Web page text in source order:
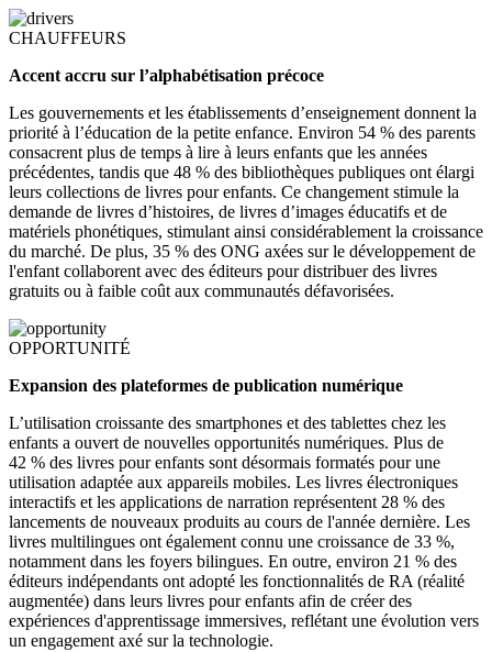
CHAUFFEURS
Accent accru sur l’alphabétisation précoce
Les gouvernements et les établissements d’enseignement donnent la
priorité à l’éducation de la petite enfance. Environ 54 % des parents
consacrent plus de temps à lire à leurs enfants que les années
précédentes, tandis que 48 % des bibliothèques publiques ont élargi
leurs collections de livres pour enfants. Ce changement stimule la
demande de livres d’histoires, de livres d’images éducatifs et de
matériels phonétiques, stimulant ainsi considérablement la croissance
du marché. De plus, 35 % des ONG axées sur le développement de
l'enfant collaborent avec des éditeurs pour distribuer des livres
gratuits ou à faible coût aux communautés défavorisées.
OPPORTUNITÉ
Expansion des plateformes de publication numérique
L’utilisation croissante des smartphones et des tablettes chez les
enfants a ouvert de nouvelles opportunités numériques. Plus de
42 % des livres pour enfants sont désormais formatés pour une
utilisation adaptée aux appareils mobiles. Les livres électroniques
interactifs et les applications de narration représentent 28 % des
lancements de nouveaux produits au cours de l'année dernière. Les
livres multilingues ont également connu une croissance de 33 %,
notamment dans les foyers bilingues. En outre, environ 21 % des
éditeurs indépendants ont adopté les fonctionnalités de RA (réalité
augmentée) dans leurs livres pour enfants afin de créer des
expériences d'apprentissage immersives, reflétant une évolution vers
un engagement axé sur la technologie.